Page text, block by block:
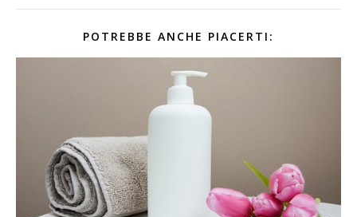
POTREBBE ANCHE PIACERTI: